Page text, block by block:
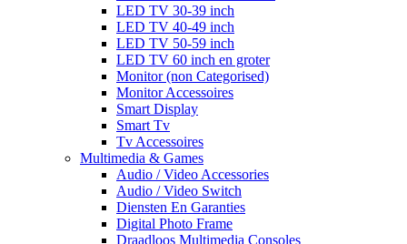
LED TV 30-39 inch
LED TV 40-49 inch
LED TV 50-59 inch
LED TV 60 inch en groter
Monitor (non Categorised)
Monitor Accessoires
Smart Display
Smart Tv
Tv Accessoires
Multimedia & Games
Audio / Video Accessories
Audio / Video Switch
Diensten En Garanties
Digital Photo Frame
Draadloos Multimedia Consoles